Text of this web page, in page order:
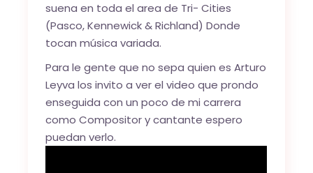
suena en toda el area de Tri- Cities
(Pasco, Kennewick & Richland) Donde
tocan música variada.
Para le gente que no sepa quien es Arturo
Leyva los invito a ver el video que prondo
enseguida con un poco de mi carrera
como Compositor y cantante espero
puedan verlo.